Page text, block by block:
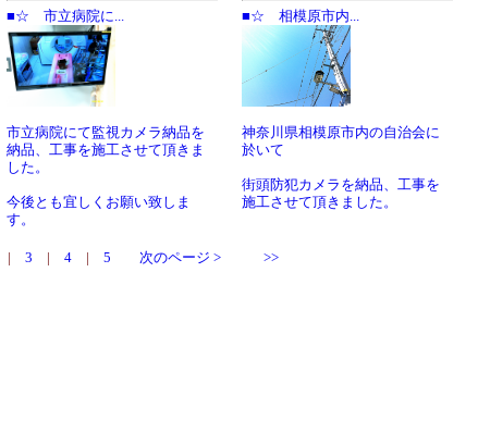
■☆ 市立病院に...
市立病院にて監視カメラ納品を
納品、工事を施工させて頂きま
した。
今後とも宜しくお願い致しま
す。
■☆ 相模原市内...
神奈川県相模原市内の自治会に
於いて
街頭防犯カメラを納品、工事を
施工させて頂きました。
| 3 | 4| 5 次のページ > >>